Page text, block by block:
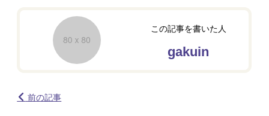
この記事を書いた人
gakuin
前の記事